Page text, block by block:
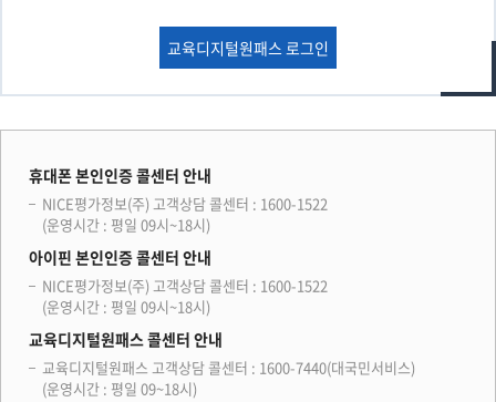
교육디지털원패스 로그인
휴대폰 본인인증 콜센터 안내
NICE평가정보(주) 고객상담 콜센터 : 1600-1522
(운영시간 : 평일 09시~18시)
아이핀 본인인증 콜센터 안내
NICE평가정보(주) 고객상담 콜센터 : 1600-1522
(운영시간 : 평일 09시~18시)
교육디지털원패스 콜센터 안내
교육디지털원패스 고객상담 콜센터 : 1600-7440(대국민서비스)
(운영시간 : 평일 09~18시)